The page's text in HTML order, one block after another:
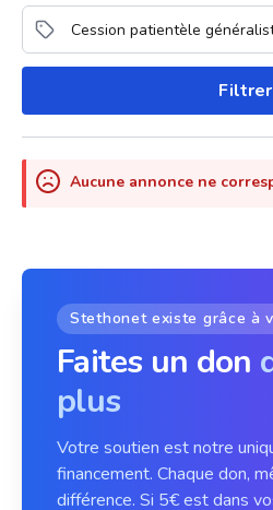
Filtrer
Aucune annonce ne
Stethonet existe grâce à
Faites un don
plus
Votre soutien est notre
financement. Chaque don,
différence. Si 5€ est dans